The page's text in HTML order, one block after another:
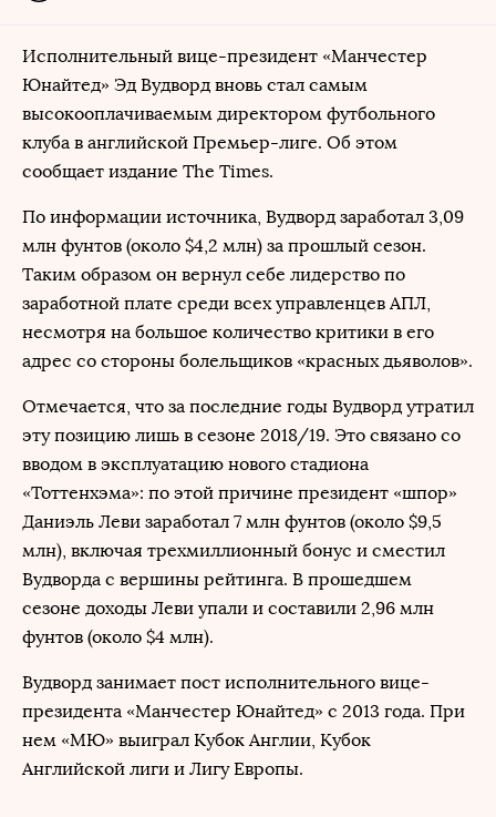
Исполнительный вице-президент «Манчестер
Юнайтед» Эд Вудворд вновь стал самым
высокооплачиваемым директором футбольного
клуба в английской Премьер-лиге. Об этом
сообщает издание The Times.
По информации источника, Вудворд заработал 3,09
млн фунтов (около $4,2 млн) за прошлый сезон.
Таким образом он вернул себе лидерство по
заработной плате среди всех управленцев АПЛ,
несмотря на большое количество критики в его
адрес со стороны болельщиков «красных дьяволов».
Отмечается, что за последние годы Вудворд утратил
эту позицию лишь в сезоне 2018/19. Это связано со
вводом в эксплуатацию нового стадиона
«Тоттенхэма»: по этой причине президент «шпор»
Даниэль Леви заработал 7 млн фунтов (около $9,5
млн), включая трехмиллионный бонус и сместил
Вудворда с вершины рейтинга. В прошедшем
сезоне доходы Леви упали и составили 2,96 млн
фунтов (около $4 млн).
Вудворд занимает пост исполнительного вице-
президента «Манчестер Юнайтед» с 2013 года. При
нем «МЮ» выиграл Кубок Англии, Кубок
Английской лиги и Лигу Европы.